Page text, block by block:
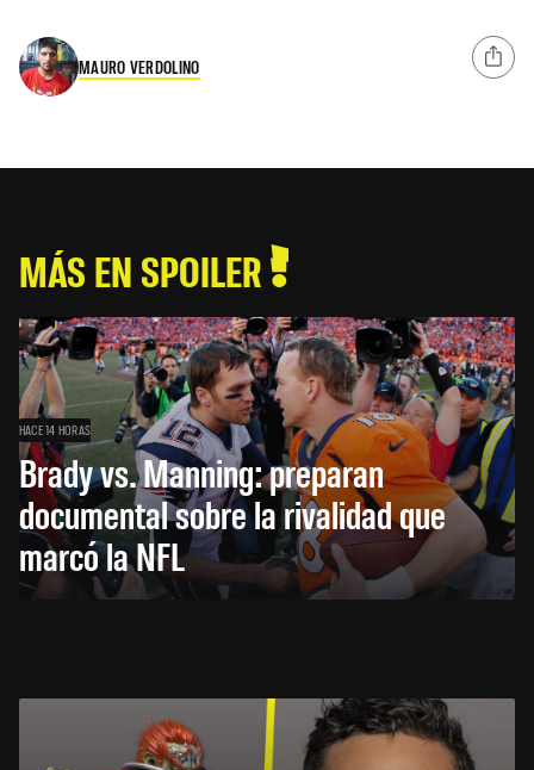
MAURO VERDOLINO
MÁS EN SPOILER
HACE 14 HORAS
Brady vs. Manning: preparan
documental sobre la rivalidad que
marcó la NFL